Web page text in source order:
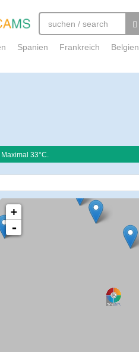
Spanien Frankreich Belgien
33°C.
+
-